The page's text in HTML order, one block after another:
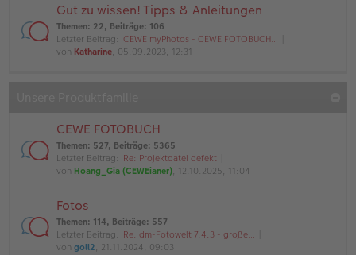
Gut zu wissen! Tipps & Anleitungen
Themen: 22, Beiträge: 106
Letzter Beitrag: CEWE myPhotos - CEWE FOTOBUCH…
von Katharine, 05.09.2023, 12:31
CEWE FOTOBUCH
Themen: 527, Beiträge: 5365
Letzter Beitrag: Re: Projektdatei defekt
von Hoang_Gia (CEWEianer), 12.10.2025, 11:04
Fotos
Themen: 114, Beiträge: 557
Letzter Beitrag: Re: dm-Fotowelt 7.4.3 - große…
von goll2, 21.11.2024, 09:03